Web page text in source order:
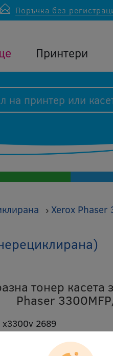
Поръчка без
Принтери
› Xerox Phaser
тонер касета
Phaser
x3300v 2689